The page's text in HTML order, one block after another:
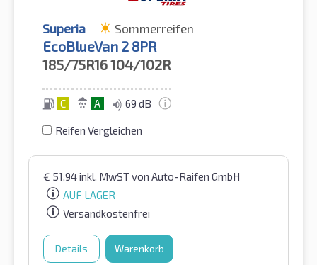
Superia Sommerreifen
EcoBlueVan 2 8PR
185/75R16104/102R
C A 69 dB
Reifen Vergleichen
€ 51,94inkl. MwSTvon Auto-Raifen GmbH
AUF LAGER
Versandkostenfrei
Details Warenkorb